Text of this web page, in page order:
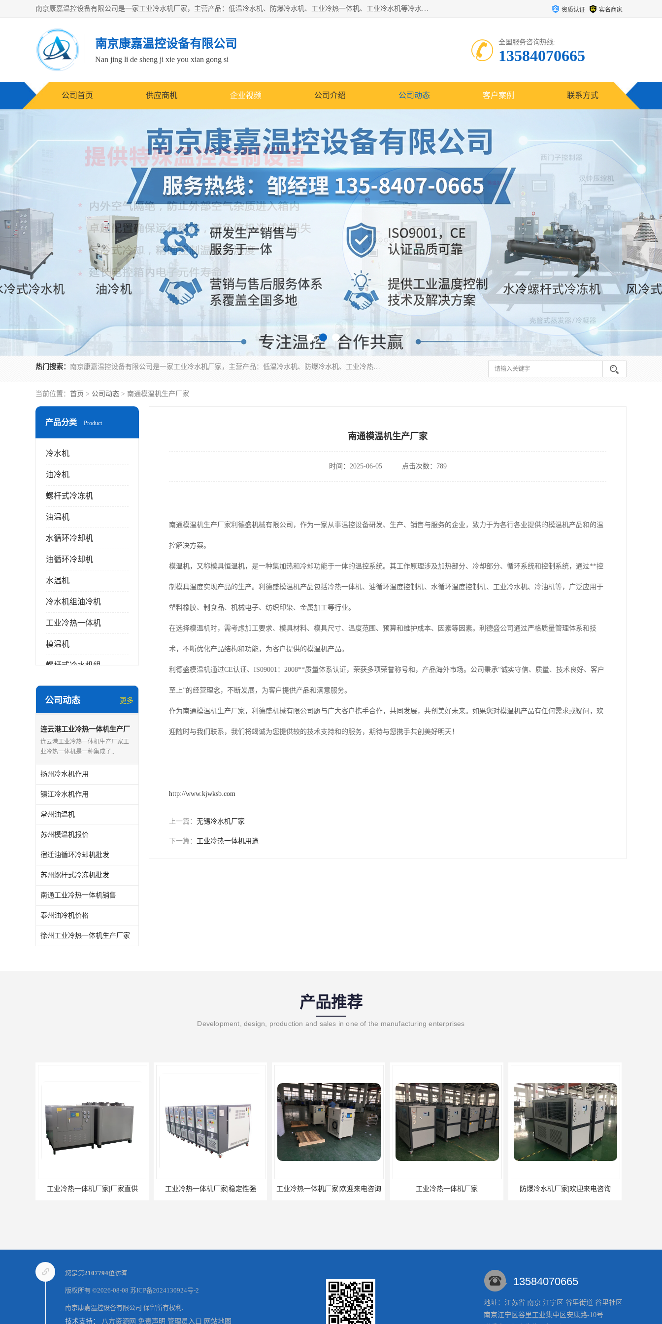
南京康嘉温控设备有限公司是一家工业冷水机厂家，主营产品：低温冷水机、防爆冷水机、工业冷热一体机、工业冷水机等冷水机，公司依托南京工业大学的技术，汇集众多业内技术，不断管理模式，使得我们的产品始终处于国内成员之一水平，在业界享有很高赞誉，是欧洲、北美、中东、东南亚等多个国家和地区。 资质认证 实名商家
南京康嘉温控设备有限公司
Nan jing li de sheng ji xie you xian gong si
全国服务咨询热线:
13584070665
公司首页 供应商机 企业视频 公司介绍 公司动态 客户案例 联系方式
热门搜索： 南京康嘉温控设备有限公司是一家工业冷水机厂家，主营产品：低温冷水机、防爆冷水机、工业冷热一体机、工业冷水机等冷水机，公司依托南京工业大学的技术，汇集众多业内技术，不断管理模式，使得我们的产品始终处于国内成员之一水平，在业界享有很高赞誉，是欧洲、北美、中东、东南亚等多个国家和地区。
当前位置： 首页 > 公司动态 > 南通模温机生产厂家
产品分类 Product
冷水机
油冷机
螺杆式冷冻机
油温机
水循环冷却机
油循环冷却机
水温机
冷水机组油冷机
工业冷热一体机
模温机
螺杆式冷水机组
冷水机和冷热一体机
防爆冷水机
公司动态 更多
连云港工业冷热一体机生产厂
家
连云港工业冷热一体机生产厂家工
业冷热一体机是一种集成了..
扬州冷水机作用
镇江冷水机作用
常州油温机
苏州模温机报价
宿迁油循环冷却机批发
苏州螺杆式冷冻机批发
南通工业冷热一体机销售
泰州油冷机价格
徐州工业冷热一体机生产厂家
南通模温机生产厂家
时间：2025-06-05 点击次数：789
南通模温机生产厂家利德盛机械有限公司，作为一家从事温控设备研发、生产、销售与服务的企业，致力于为各行各业提供的模温机产品和的温
控解决方案。
模温机，又称模具恒温机，是一种集加热和冷却功能于一体的温控系统。其工作原理涉及加热部分、冷却部分、循环系统和控制系统，通过**控
制模具温度实现产品的生产。利德盛模温机产品包括冷热一体机、油循环温度控制机、水循环温度控制机、工业冷水机、冷油机等，广泛应用于
塑料橡胶、制食品、机械电子、纺织印染、金属加工等行业。
在选择模温机时，需考虑加工要求、模具材料、模具尺寸、温度范围、预算和维护成本、因素等因素。利德盛公司通过严格质量管理体系和技
术，不断优化产品结构和功能，为客户提供的模温机产品。
利德盛模温机通过CE认证、IS09001：2008**质量体系认证，荣获多项荣誉称号和，产品海外市场。公司秉承“诚实守信、质量、技术良好、客户
至上”的经营理念，不断发展，为客户提供产品和满意服务。
作为南通模温机生产厂家，利德盛机械有限公司愿与广大客户携手合作，共同发展，共创美好未来。如果您对模温机产品有任何需求或疑问，欢
迎随时与我们联系，我们将竭诚为您提供较的技术支持和的服务，期待与您携手共创美好明天！
http://www.kjwksb.com
上一篇： 无锡冷水机厂家
下一篇： 工业冷热一体机用途
产品推荐
Development, design, production and sales in one of the manufacturing enterprises
机厂家|厂家直供 工业冷热一体机厂家|稳定性强 工业冷热一体机厂家|欢迎来电咨询 工业冷热一体机厂家 防爆冷水机厂家|欢迎来电咨询
您是第2107794位访客
版权所有 ©2026-08-08 苏ICP备2024130924号-2
南京康嘉温控设备有限公司 保留所有权利.
技术支持： 八方资源网 免责声明 管理员入口 网站地图
13584070665
地址：江苏省 南京 江宁区 谷里街道 谷里社区
南京江宁区谷里工业集中区安康路-10号